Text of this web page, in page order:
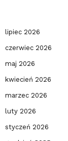
lipiec 2026
czerwiec 2026
maj 2026
kwiecień 2026
marzec 2026
luty 2026
styczeń 2026